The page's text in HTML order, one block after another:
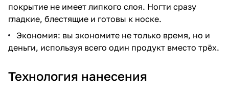
покрытие не имеет липкого слоя. Ногти сразу
гладкие, блестящие и готовы к носке.
Экономия: вы экономите не только время, но и
деньги, используя всего один продукт вместо трёх.
Технология нанесения